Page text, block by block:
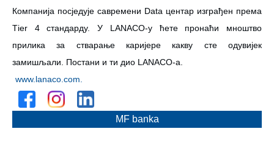
Компанија посједује савремени Data центар изграђен према
Тier 4 стандарду. У LANACO-у ћете пронаћи мноштво
прилика за стварање каријере какву сте одувијек
замишљали. Постани и ти дио LANACO-а.
www.lanaco.com.
MF banka